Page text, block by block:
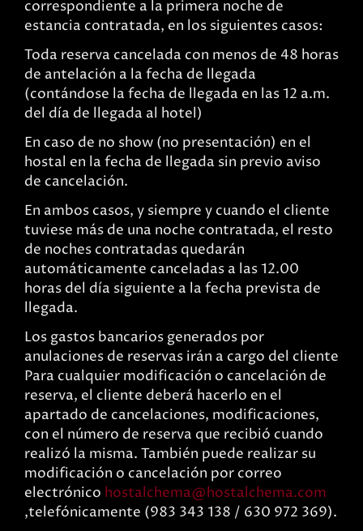
correspondiente a la primera noche de
estancia contratada, en los siguientes casos:
Toda reserva cancelada con menos de 48 horas
de antelación a la fecha de llegada
(contándose la fecha de llegada en las 12 a.m.
del día de llegada al hotel)
En caso de no show (no presentación) en el
hostal en la fecha de llegada sin previo aviso
de cancelación.
En ambos casos, y siempre y cuando el cliente
tuviese más de una noche contratada, el resto
de noches contratadas quedarán
automáticamente canceladas a las 12.00
horas del día siguiente a la fecha prevista de
llegada.
Los gastos bancarios generados por
anulaciones de reservas irán a cargo del cliente
Para cualquier modificación o cancelación de
reserva, el cliente deberá hacerlo en el
apartado de cancelaciones, modificaciones,
con el número de reserva que recibió cuando
realizó la misma. También puede realizar su
modificación o cancelación por correo
electrónico hostalchema
hostalchema.com
,telefónicamente (983 343 138 / 630 972 369).